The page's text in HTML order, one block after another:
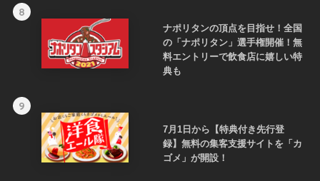
8
ナポリタンの頂点を目指せ！全国
の「ナポリタン」選手権開催！無
料エントリーで飲食店に嬉しい特
典も
9
7月1日から【特典付き先行登
録】無料の集客支援サイトを「カ
ゴメ」が開設！